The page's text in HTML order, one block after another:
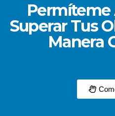
Permíteme
Superar Tus
Manera